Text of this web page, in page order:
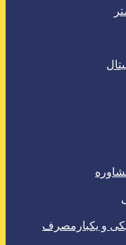
و یکبارمصرف